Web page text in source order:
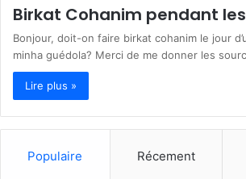
Birkat Cohanim pendant
Bonjour, doit-on faire birkat cohanim le jour
minha guédola? Merci de me donner les
Lire plus »
Populaire Récement